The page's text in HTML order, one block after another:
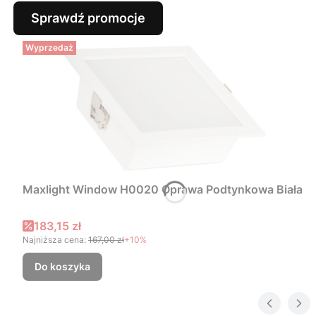
Sprawdź promocje
Wyprzedaż
Maxlight Window H0020 Oprawa Podtynkowa Biała
Cena promocyjna
183,15 zł
Najniższa cena: 167,00 zł+10%
Do koszyka